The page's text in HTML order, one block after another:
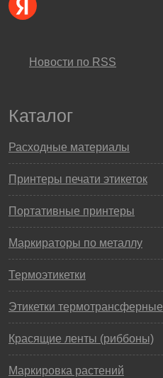
Новости по RSS
Каталог
Расходные материалы
Принтеры печати этикеток
Портативные принтеры
Маркираторы по металлу
Термоэтикетки
Этикетки термотрансферные
Красящие ленты (риббоны)
Маркировка растений